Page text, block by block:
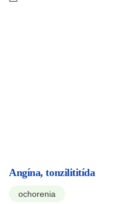
Angína, tonzilititída
ochorenia